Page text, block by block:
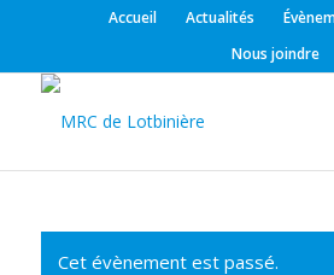
Accueil Actualités
Nous joindre
Cet évènement est passé.